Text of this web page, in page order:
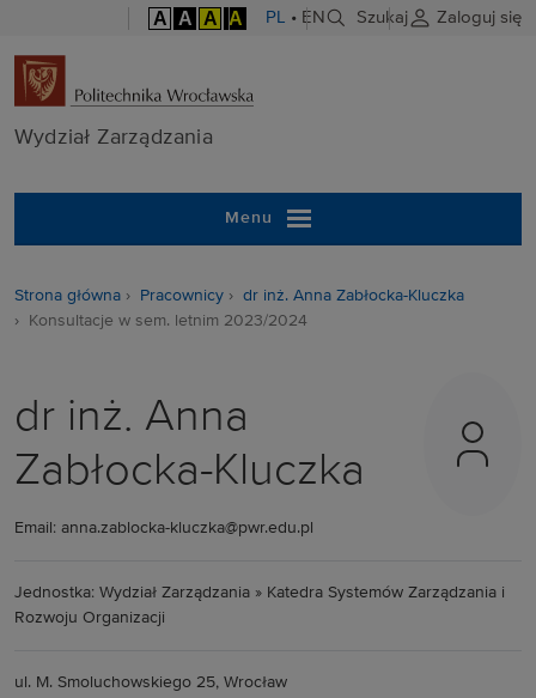
A A A A PL • EN Szukaj Zaloguj się
Wydział
Wydział Zarządzania
Menu
Strona główna Pracownicy
dr inż. Anna Zabłocka-Kluczka
Konsultacje w sem. letnim 2023/2024
dr inż. Anna
Zabłocka-Kluczka
Email: anna.zablocka-kluczka@pwr.edu.pl
Jednostka: Wydział Zarządzania » Katedra Systemów Zarządzania i
Rozwoju Organizacji
ul. M. Smoluchowskiego 25, Wrocław